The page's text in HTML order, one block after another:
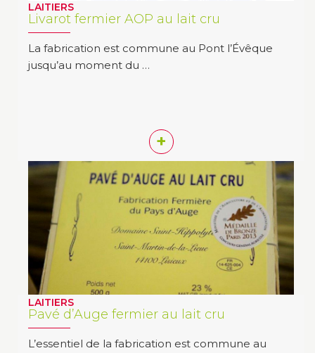
LAITIERS
Livarot fermier AOP au lait cru
La fabrication est commune au Pont l’Évêque
jusqu’au moment du …
+
LAITIERS
Pavé d’Auge fermier au lait cru
L’essentiel de la fabrication est commune au